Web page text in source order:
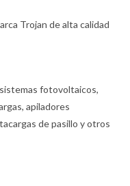
Trojan de alta calidad
fotovoltaicos,
apiladores
de pasillo y otros